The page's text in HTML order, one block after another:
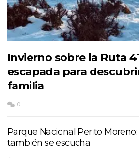
Invierno sobre la Ruta
escapada para
familia
0
Parque Nacional Perito
también se escucha